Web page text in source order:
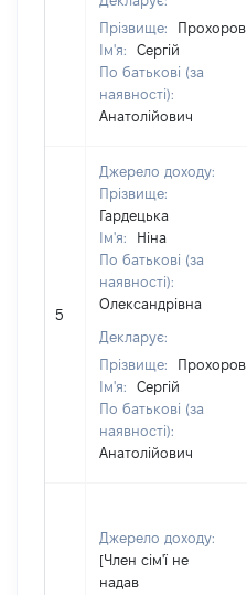
Прізвище:
Прохоров
Ім'я:
Сергій
По батькові (за
наявності):
Анатолійович
5
Джерело доходу:
Прізвище:
Гардецька
Ім'я:
Ніна
По батькові (за
наявності):
Олександрівна
Декларує:
Прізвище:
Прохоров
Ім'я:
Сергій
По батькові (за
наявності):
Анатолійович
Джерело доходу:
[Член сім'ї не
надав